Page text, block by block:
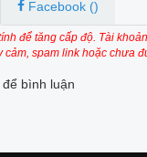
Facebook ()
để tăng cấp độ. Tài
cảm, spam link hoặc chưa
bình luận